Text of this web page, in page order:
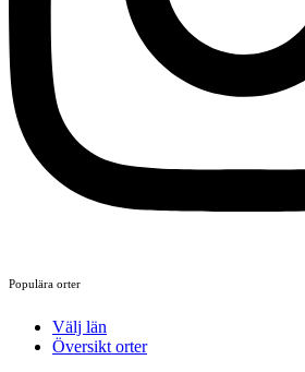
Populära orter
Välj län
Översikt orter